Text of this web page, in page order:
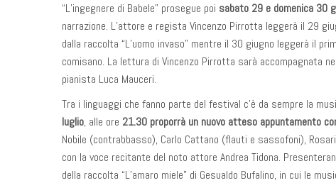
“L’ingegnere di Babele” prosegue poi sabato 29 e domenica 30
narrazione. L’attore e regista Vincenzo Pirrotta leggerà il 29
dalla raccolta “L’uomo invaso” mentre il 30 giugno leggerà il
comisano. La lettura di Vincenzo Pirrotta sarà accompagnata
pianista Luca Mauceri.
Tra i linguaggi che fanno parte del festival c’è da sempre la
luglio, alle ore 21.30 proporrà un nuovo atteso appuntamento
Nobile (contrabbasso), Carlo Cattano (flauti e sassofoni),
con la voce recitante del noto attore Andrea Tidona.
della raccolta “L’amaro miele” di Gesualdo Bufalino, in cui le